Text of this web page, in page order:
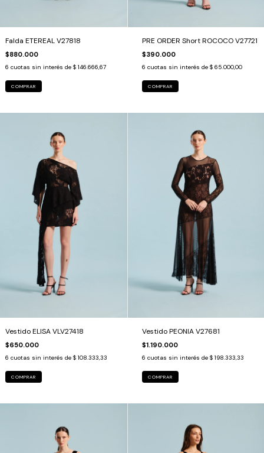
Falda ETEREAL V27818
$880.000
6 cuotas sin interés de $ 146.666,67
COMPRAR
PRE ORDER Short ROCOCO V27721
$390.000
6 cuotas sin interés de $ 65.000,00
COMPRAR
Vestido ELISA VLV27418
$650.000
6 cuotas sin interés de $ 108.333,33
COMPRAR
Vestido PEONIA V27681
$1.190.000
6 cuotas sin interés de $ 198.333,33
COMPRAR